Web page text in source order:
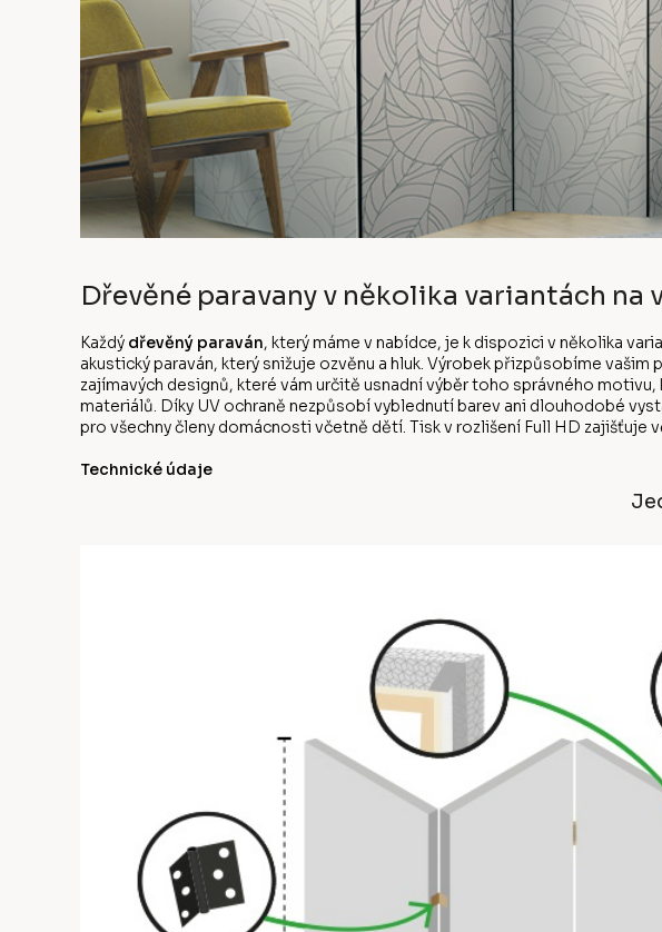
Dřevěné paravany v několika variantách na
Každý dřevěný paraván, který máme v nabídce, je k dispozici v několika
akustický paraván, který snižuje ozvěnu a hluk. Výrobek přizpůsobíme
zajímavých designů, které vám určitě usnadní výběr toho správného
materiálů. Díky UV ochraně nezpůsobí vyblednutí barev ani dlouhodobé
pro všechny členy domácnosti včetně dětí. Tisk v rozlišení Full HD zajišťuje
Technické údaje